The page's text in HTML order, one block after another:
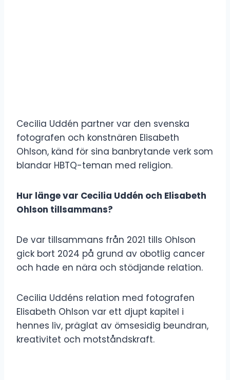
Cecilia Uddén partner var den svenska
fotografen och konstnären Elisabeth
Ohlson, känd för sina banbrytande verk som
blandar HBTQ-teman med religion.
Hur länge var Cecilia Uddén och Elisabeth
Ohlson tillsammans?
De var tillsammans från 2021 tills Ohlson
gick bort 2024 på grund av obotlig cancer
och hade en nära och stödjande relation.
Cecilia Uddéns relation med fotografen
Elisabeth Ohlson var ett djupt kapitel i
hennes liv, präglat av ömsesidig beundran,
kreativitet och motståndskraft.